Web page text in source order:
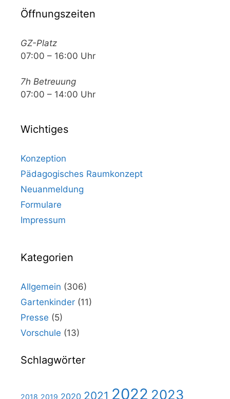
Öffnungszeiten
GZ-Platz
07:00 – 16:00 Uhr
7h Betreuung
07:00 – 14:00 Uhr
Wichtiges
Konzeption
Pädagogisches Raumkonzept
Neuanmeldung
Formulare
Impressum
Kategorien
Allgemein (306)
Gartenkinder (11)
Presse (5)
Vorschule (13)
Schlagwörter
2018 2019 2020 2021 2022 2023